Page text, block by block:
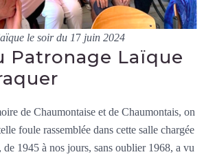
le soir du 17 juin 2024
Patronage Laïque
de Chaumontaise et de Chaumontais, on
foule rassemblée dans cette salle chargée
1945 à nos jours, sans oublier 1968, a vu